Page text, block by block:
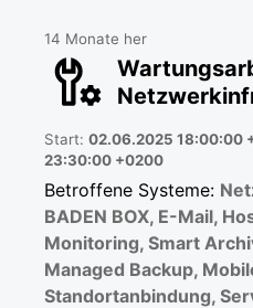
14 Monate her
Start: 02.06.2025 18:00:00
23:30:00 +0200
Betroffene Systeme:
BADEN BOX, E-Mail,
Monitoring, Smart
Managed Backup,
Standortanbindung,